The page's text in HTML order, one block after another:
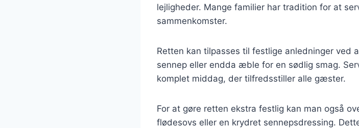
lejligheder. Mange familier har tradition for at
sammenkomster.
Retten kan tilpasses til festlige anledninger ved
sennep eller endda æble for en sødlig smag.
komplet middag, der tilfredsstiller alle gæster.
For at gøre retten ekstra festlig kan man også
flødesovs eller en krydret sennepsdressing.